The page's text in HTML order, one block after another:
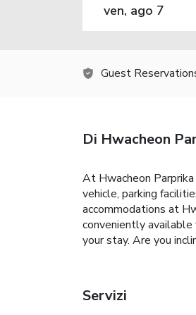
Guest
Di Hwacheon
At Hwacheon
vehicle, parking
accommodations at
conveniently
your stay. Are you
Servizi